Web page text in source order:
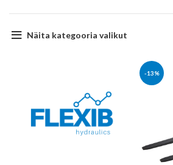
Näita kategooria valikut
-13%